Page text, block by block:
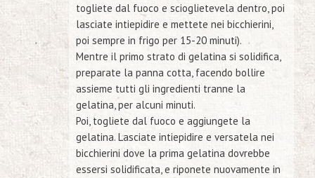
togliete dal fuoco e scioglietevela dentro, poi
lasciate intiepidire e mettete nei bicchierini,
poi sempre in frigo per 15-20 minuti).
Mentre il primo strato di gelatina si solidifica,
preparate la panna cotta, facendo bollire
assieme tutti gli ingredienti tranne la
gelatina, per alcuni minuti.
Poi, togliete dal fuoco e aggiungete la
gelatina. Lasciate intiepidire e versatela nei
bicchierini dove la prima gelatina dovrebbe
essersi solidificata, e riponete nuovamente in